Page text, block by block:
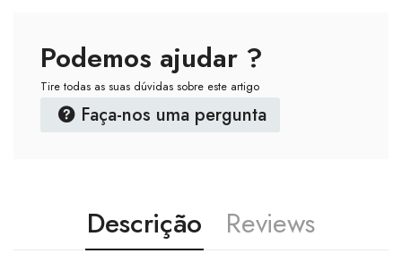
Podemos ajudar ?
Tire todas as suas dúvidas sobre este artigo
Faça-nos uma pergunta
Descrição Reviews